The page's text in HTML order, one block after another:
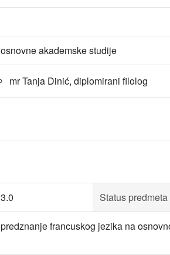
osnovne akademske studije
mr Tanja Dinić, diplomirani filolog
3.0 Status predmeta
predznanje francuskog jezika na